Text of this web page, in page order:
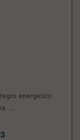
energetico
...